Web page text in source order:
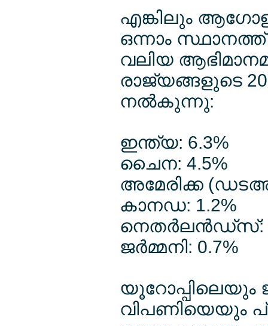
എങ്കിലും
ഒന്നാം
വലിയ
രാജ്യങ്ങളുടെ
നല്‍കുന്നു:
ഇന്ത്യ: 6.3%
ചൈന: 4.5%
അമേരിക്ക
കാനഡ: 1.2%
നെതര്‍ലന്‍ഡ്സ്:
ജര്‍മ്മനി: 0.7%
യൂറോപ്പിലെയും
വിപണിയെയും